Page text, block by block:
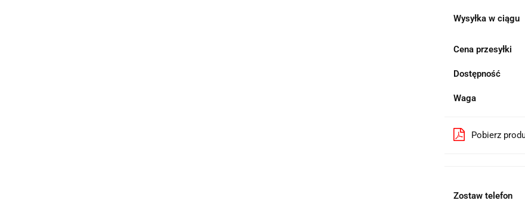
Wysyłka w ciągu
Cena przesyłki
Dostępność
Waga
Pobierz
Zostaw telefon